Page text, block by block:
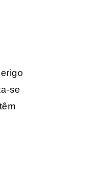
se